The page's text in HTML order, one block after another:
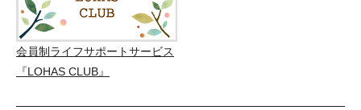
会員制ライフサポートサービス
『LOHAS CLUB』